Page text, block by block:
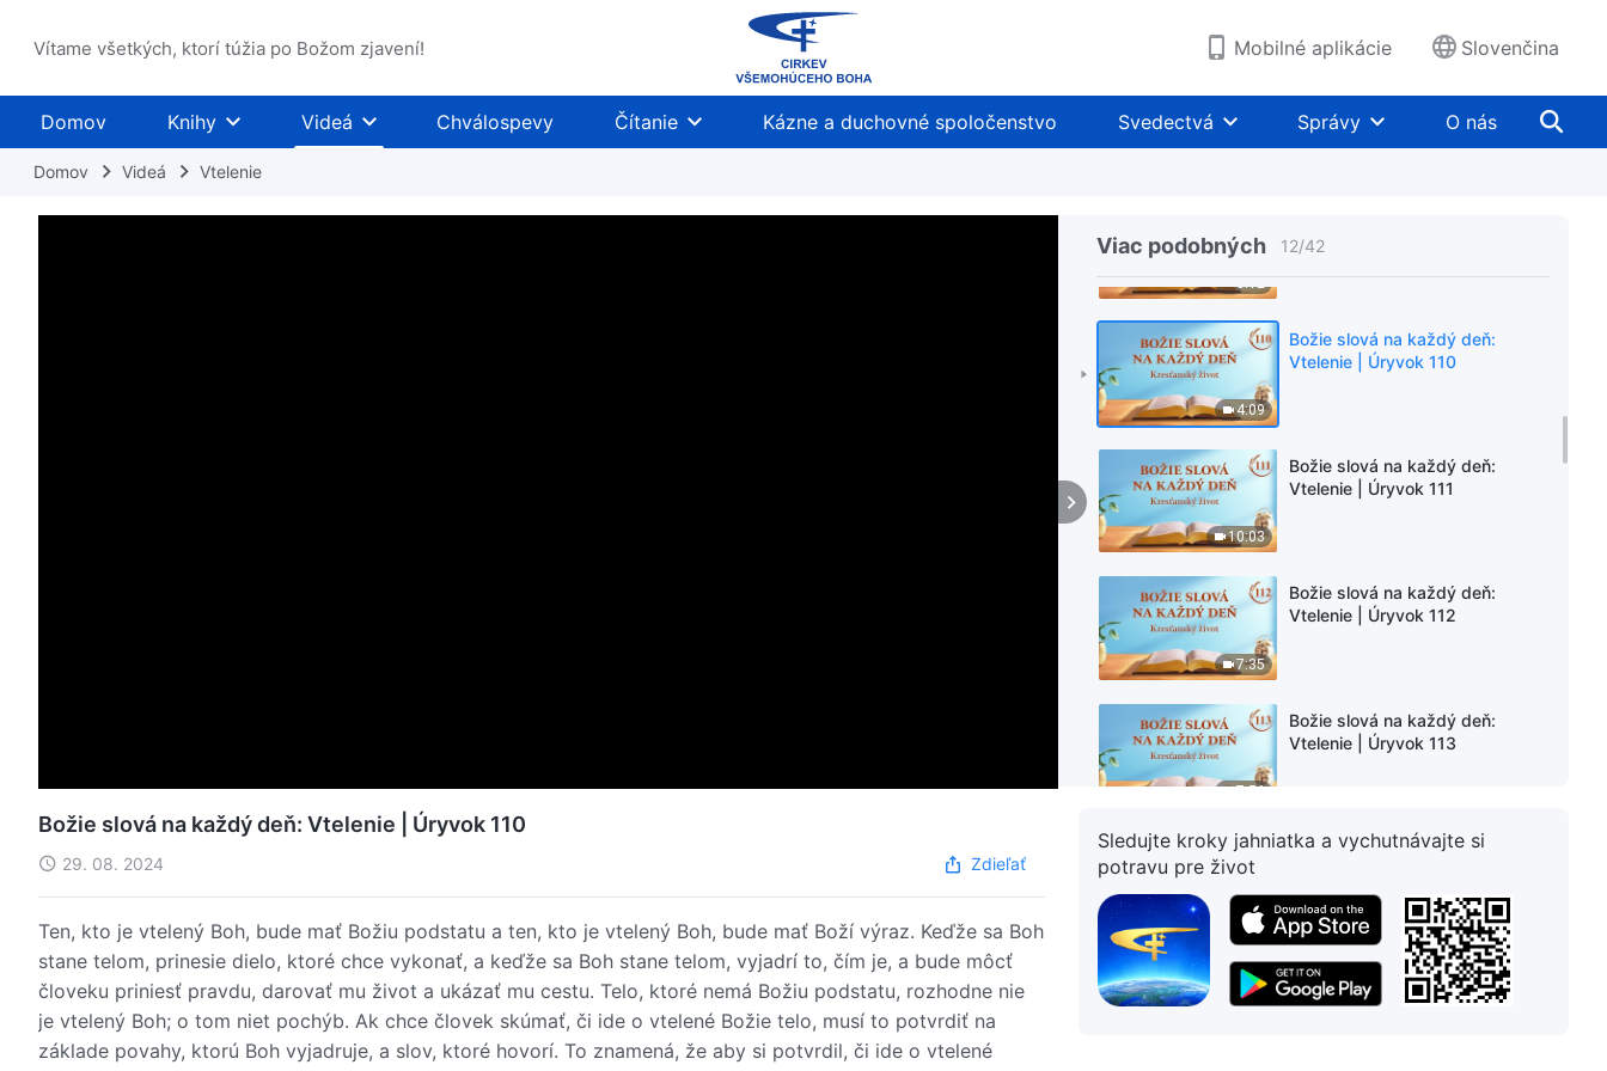
Vítame všetkých, ktorí túžia po Božom zjavení! Mobilné aplikácie Slovenčina
Domov Knihy Videá Chválospevy Čítanie Kázne a duchovné spoločenstvo Svedectvá Správy O nás
Domov Videá Vtelenie
Viac podobných 12/42
5:12
Vtelenie | Úryvok 109
4:09
Božie slová na každý deň:
Vtelenie | Úryvok 110
10:03
Božie slová na každý deň:
Vtelenie | Úryvok 111
7:35
Božie slová na každý deň:
Vtelenie | Úryvok 112
7:56
Božie slová na každý deň:
Vtelenie | Úryvok 113
6:49
Božie slová na každý deň:
Božie slová na každý deň:
Vtelenie | Úryvok 115
Božie slová na každý deň: Vtelenie | Úryvok 110
29. 08. 2024 Zdieľať
Ten, kto je vtelený Boh, bude mať Božiu podstatu a ten, kto je vtelený Boh, bude mať Boží výraz. Keďže sa Boh
stane telom, prinesie dielo, ktoré chce vykonať, a keďže sa Boh stane telom, vyjadrí to, čím je, a bude môcť
človeku priniesť pravdu, darovať mu život a ukázať mu cestu. Telo, ktoré nemá Božiu podstatu, rozhodne nie
je vtelený Boh; o tom niet pochýb. Ak chce človek skúmať, či ide o vtelené Božie telo, musí to potvrdiť na
základe povahy, ktorú Boh vyjadruje, a slov, ktoré hovorí. To znamená, že aby si potvrdil, či ide o vtelené
Sledujte kroky jahniatka a vychutnávajte si
potravu pre život